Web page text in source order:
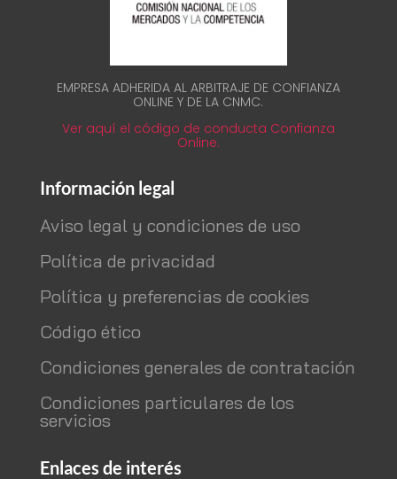
EMPRESA ADHERIDA AL ARBITRAJE DE CONFIANZA
ONLINE Y DE LA CNMC.
Ver aquí el código de conducta Confianza
Online.
Información legal
Aviso legal y condiciones de uso
Política de privacidad
Política y preferencias de cookies
Código ético
Condiciones generales de contratación
Condiciones particulares de los
servicios
Enlaces de interés